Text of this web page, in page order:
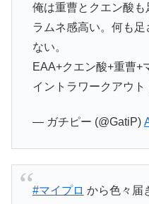
俺は重曹とクエン酸
ラムネ感高い。何も
ない。
EAA+クエン酸+重曹+
イントラワークアウト
— ガチピー (@GatiP)
#マイプロ から色々届